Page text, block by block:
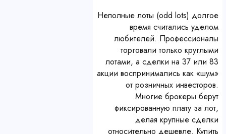
Неполные лоты (odd lots) долгое
время считались уделом
любителей. Профессионалы
торговали только круглыми
лотами, а сделки на 37 или 83
акции воспринимались как «шум»
от розничных инвесторов.
Многие брокеры берут
фиксированную плату за лот,
делая крупные сделки
относительно дешевле. Купить